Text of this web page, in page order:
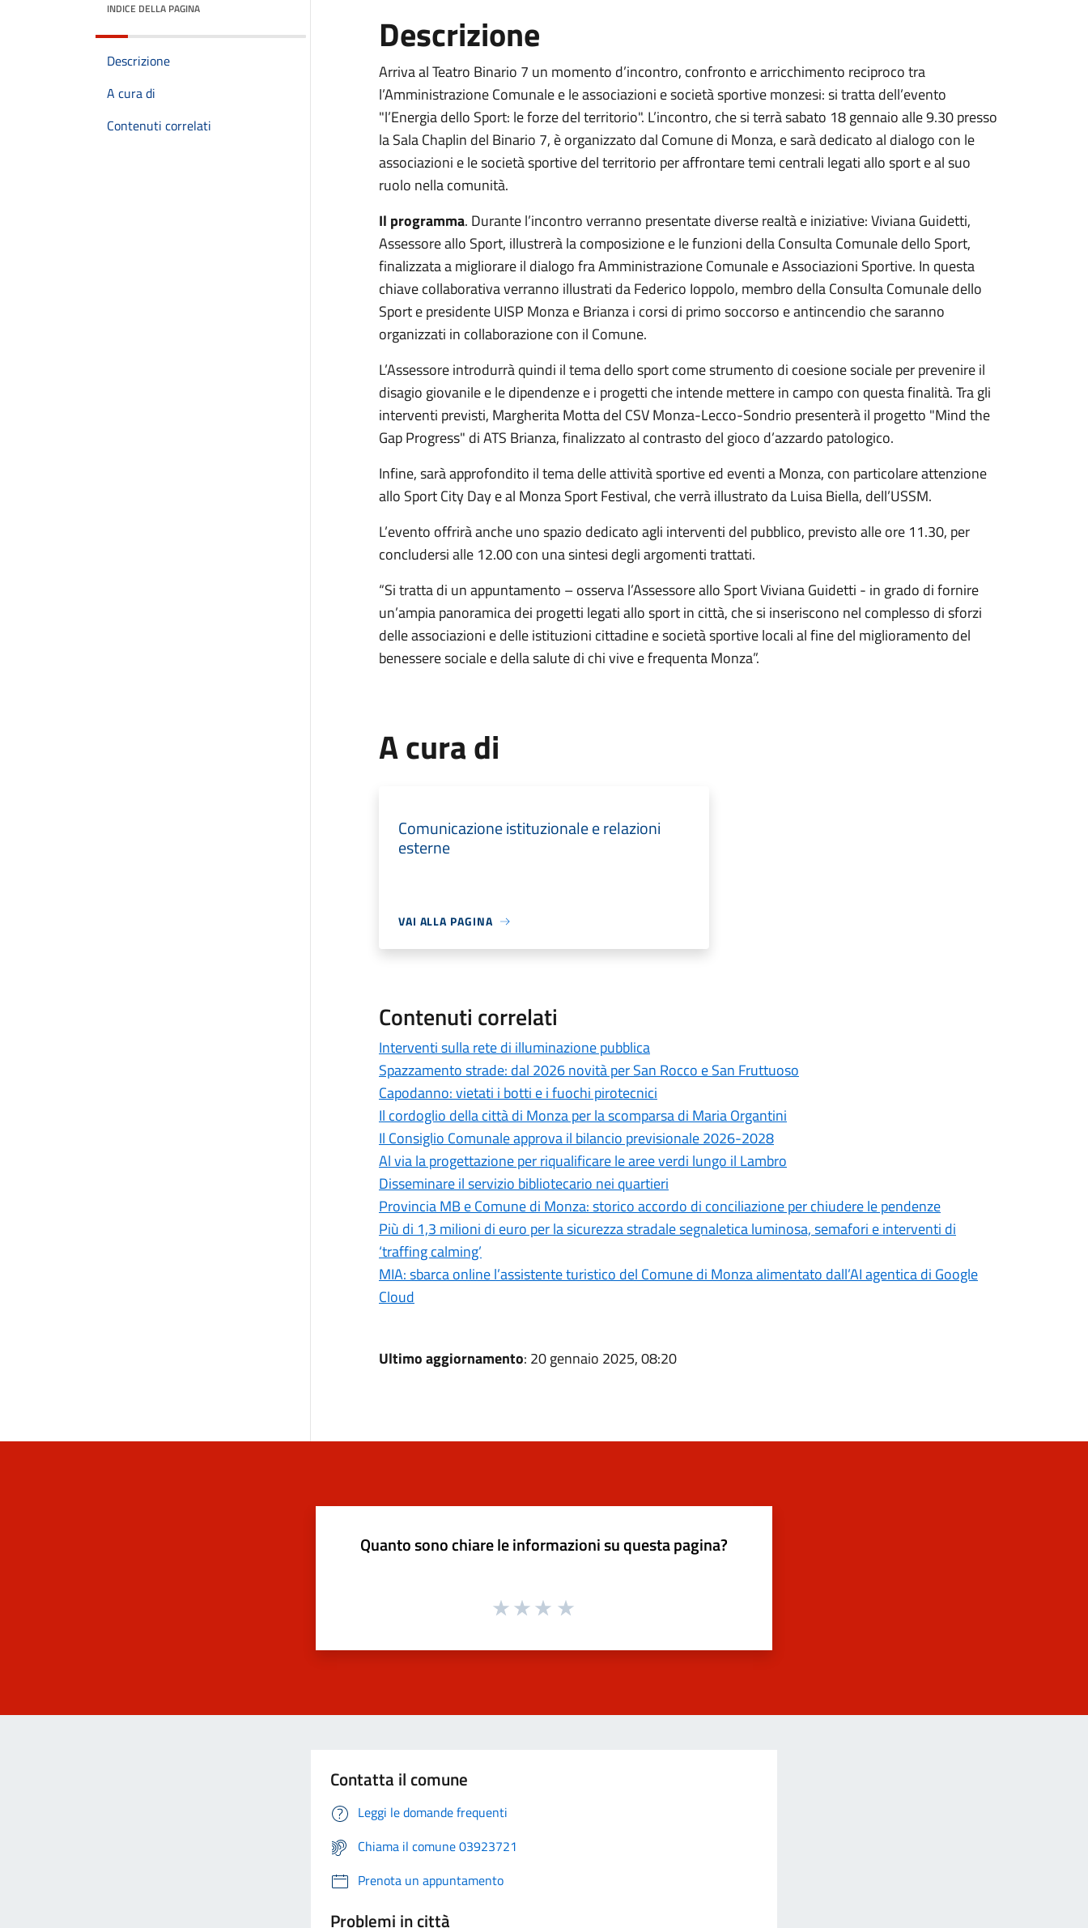
INDICE DELLA PAGINA
Descrizione
A cura di
Contenuti correlati
Descrizione
Arriva al Teatro Binario 7 un momento d’incontro, confronto e arricchimento reciproco tra
l’Amministrazione Comunale e le associazioni e società sportive monzesi: si tratta dell’evento
"l’Energia dello Sport: le forze del territorio". L’incontro, che si terrà sabato 18 gennaio alle 9.30 presso
la Sala Chaplin del Binario 7, è organizzato dal Comune di Monza, e sarà dedicato al dialogo con le
associazioni e le società sportive del territorio per affrontare temi centrali legati allo sport e al suo
ruolo nella comunità.
Il programma. Durante l’incontro verranno presentate diverse realtà e iniziative: Viviana Guidetti,
Assessore allo Sport, illustrerà la composizione e le funzioni della Consulta Comunale dello Sport,
finalizzata a migliorare il dialogo fra Amministrazione Comunale e Associazioni Sportive. In questa
chiave collaborativa verranno illustrati da Federico Ioppolo, membro della Consulta Comunale dello
Sport e presidente UISP Monza e Brianza i corsi di primo soccorso e antincendio che saranno
organizzati in collaborazione con il Comune.
L’Assessore introdurrà quindi il tema dello sport come strumento di coesione sociale per prevenire il
disagio giovanile e le dipendenze e i progetti che intende mettere in campo con questa finalità. Tra gli
interventi previsti, Margherita Motta del CSV Monza-Lecco-Sondrio presenterà il progetto "Mind the
Gap Progress" di ATS Brianza, finalizzato al contrasto del gioco d’azzardo patologico.
Infine, sarà approfondito il tema delle attività sportive ed eventi a Monza, con particolare attenzione
allo Sport City Day e al Monza Sport Festival, che verrà illustrato da Luisa Biella, dell’USSM.
L’evento offrirà anche uno spazio dedicato agli interventi del pubblico, previsto alle ore 11.30, per
concludersi alle 12.00 con una sintesi degli argomenti trattati.
“Si tratta di un appuntamento – osserva l’Assessore allo Sport Viviana Guidetti - in grado di fornire
un’ampia panoramica dei progetti legati allo sport in città, che si inseriscono nel complesso di sforzi
delle associazioni e delle istituzioni cittadine e società sportive locali al fine del miglioramento del
benessere sociale e della salute di chi vive e frequenta Monza”.
A cura di
Comunicazione istituzionale e relazioni
esterne
VAI ALLA PAGINA
Contenuti correlati
Interventi sulla rete di illuminazione pubblica
Spazzamento strade: dal 2026 novità per San Rocco e San Fruttuoso
Capodanno: vietati i botti e i fuochi pirotecnici
Il cordoglio della città di Monza per la scomparsa di Maria Organtini
Il Consiglio Comunale approva il bilancio previsionale 2026-2028
Al via la progettazione per riqualificare le aree verdi lungo il Lambro
Disseminare il servizio bibliotecario nei quartieri
Provincia MB e Comune di Monza: storico accordo di conciliazione per chiudere le pendenze
Più di 1,3 milioni di euro per la sicurezza stradale segnaletica luminosa, semafori e interventi di
‘traffing calming’
MIA: sbarca online l’assistente turistico del Comune di Monza alimentato dall’AI agentica di Google
Cloud
Ultimo aggiornamento: 20 gennaio 2025, 08:20
Quanto sono chiare le informazioni su questa pagina?
Contatta il comune
Leggi le domande frequenti
Chiama il comune 03923721
Prenota un appuntamento
Problemi in città